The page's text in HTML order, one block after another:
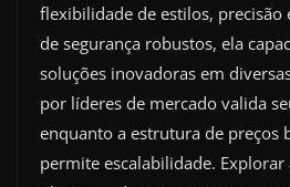
flexibilidade de estilos, precisão
de segurança robustos, ela
soluções inovadoras em
por líderes de mercado valida
enquanto a estrutura de preços
permite escalabilidade.